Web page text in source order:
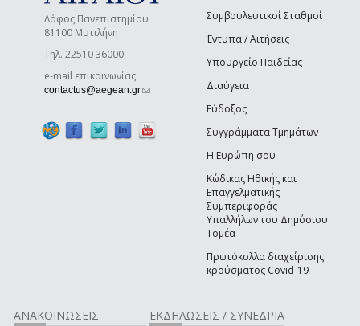
Λόφος Πανεπιστημίου
81100 Μυτιλήνη
Τηλ. 22510 36000
e-mail επικοινωνίας:
contactus@aegean.gr(link sends e-mail)
Συμβουλευτικοί Σταθμοί
Έντυπα / Αιτήσεις
Υπουργείο Παιδείας
Διαύγεια
Εύδοξος
Συγγράμματα Τμημάτων
Η Ευρώπη σου
Κώδικας Ηθικής και
Επαγγελματικής
Συμπεριφοράς
Υπαλλήλων του Δημόσιου
Τομέα
Πρωτόκολλα διαχείρισης
κρούσματος Covid-19
ΑΝΑΚΟΙΝΩΣΕΙΣ ΕΚΔΗΛΩΣΕΙΣ / ΣΥΝΕΔΡΙΑ